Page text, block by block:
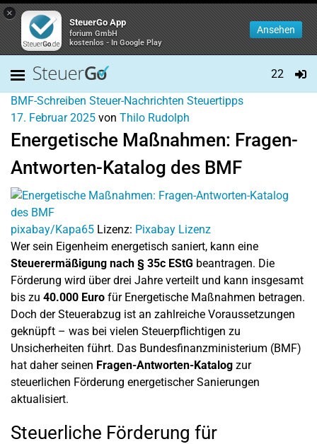
×
SteuerGo App
forium GmbH
kostenlos - In Google Play
Ansehen
22
BMF-Schreiben Steuer-Nachrichten Steuertipps
17. Februar 2025 von Thilo Rudolph
Energetische Maßnahmen: Fragen-
Antworten-Katalog des BMF
pixabay/Kapa65 Lizenz: Pixabay Lizenz
Wer sein Eigenheim energetisch saniert, kann eine
Steuerermäßigung nach § 35c EStG beantragen. Die
Förderung wird über drei Jahre verteilt und kann insgesamt
bis zu 40.000 Euro für Energetische Maßnahmen betragen.
Doch der Steuerabzug ist an zahlreiche Voraussetzungen
geknüpft – was bei vielen Steuerpflichtigen zu
Unsicherheiten führt. Das Bundesfinanzministerium (BMF)
hat daher seinen Fragen-Antworten-Katalog zur
steuerlichen Förderung energetischer Sanierungen
aktualisiert.
Steuerliche Förderung für